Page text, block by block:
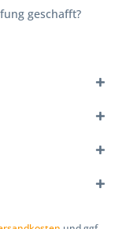
geschafft?